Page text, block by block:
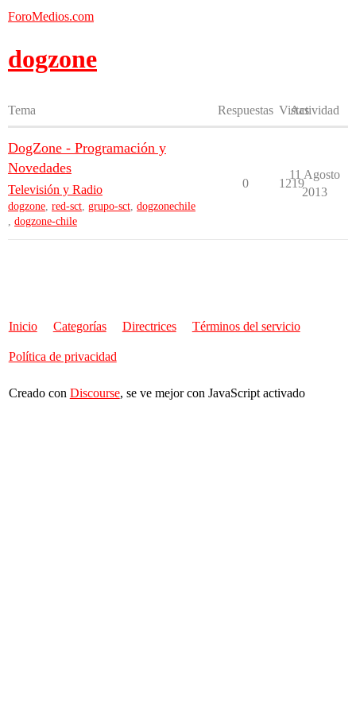
ForoMedios.com
dogzone
Tema Respuestas Vistas
Actividad
DogZone - Programación y
Novedades
Televisión y Radio
dogzone, red-sct, grupo-sct, dogzonechile
, dogzone-chile
0 1219
11 Agosto
2013
Inicio Categorías Directrices Términos del servicio
Política de privacidad
Creado con Discourse, se ve mejor con JavaScript activado